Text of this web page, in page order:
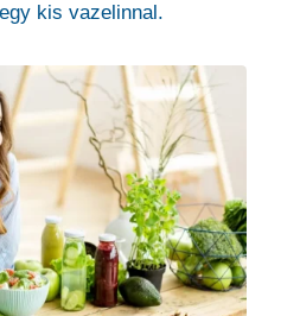
kis vazelinnal.